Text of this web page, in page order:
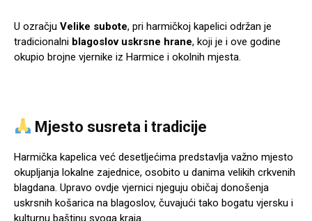
U ozračju Velike subote, pri harmičkoj kapelici održan je
tradicionalni blagoslov uskrsne hrane, koji je i ove godine
okupio brojne vjernike iz Harmice i okolnih mjesta.
Mjesto susreta i tradicije
Harmička kapelica već desetljećima predstavlja važno mjesto
okupljanja lokalne zajednice, osobito u danima velikih crkvenih
blagdana. Upravo ovdje vjernici njeguju običaj donošenja
uskrsnih košarica na blagoslov, čuvajući tako bogatu vjersku i
kulturnu baštinu svoga kraja.